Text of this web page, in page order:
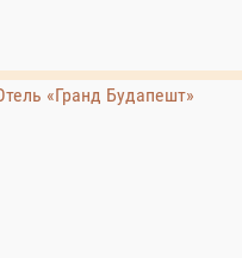
«Гранд Будапешт»